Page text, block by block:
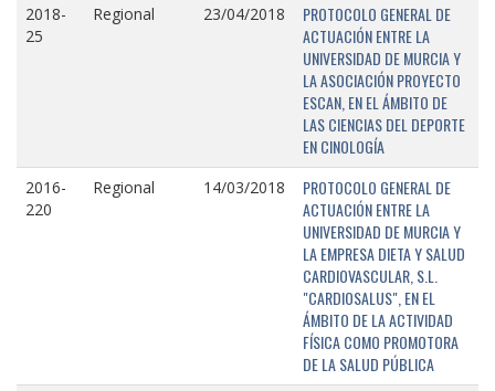
2018-
25
Regional 23/04/2018
PROTOCOLO GENERAL DE
ACTUACIÓN ENTRE LA
UNIVERSIDAD DE MURCIA Y
LA ASOCIACIÓN PROYECTO
ESCAN, EN EL ÁMBITO DE
LAS CIENCIAS DEL DEPORTE
EN CINOLOGÍA
2016-
220
Regional 14/03/2018
PROTOCOLO GENERAL DE
ACTUACIÓN ENTRE LA
UNIVERSIDAD DE MURCIA Y
LA EMPRESA DIETA Y SALUD
CARDIOVASCULAR, S.L.
"CARDIOSALUS", EN EL
ÁMBITO DE LA ACTIVIDAD
FÍSICA COMO PROMOTORA
DE LA SALUD PÚBLICA